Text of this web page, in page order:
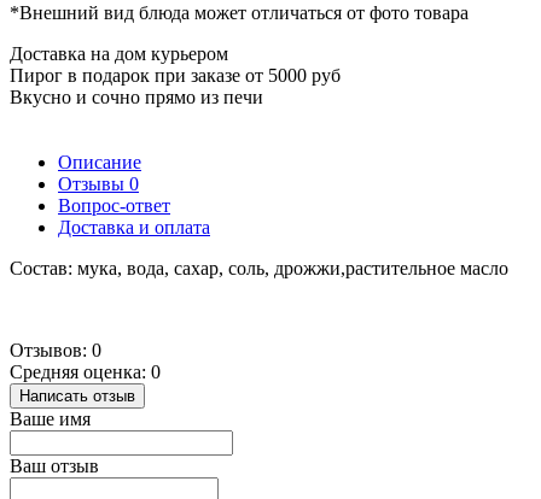
*Внешний вид блюда может отличаться от фото товара
Доставка на дом курьером
Пирог в подарок при заказе от 5000 руб
Вкусно и сочно прямо из печи
Описание
Отзывы 0
Вопрос-ответ
Доставка и оплата
Состав: мука, вода, сахар, соль, дрожжи,растительное масло
Отзывов: 0
Средняя оценка: 0
Написать отзыв
Ваше имя
Ваш отзыв